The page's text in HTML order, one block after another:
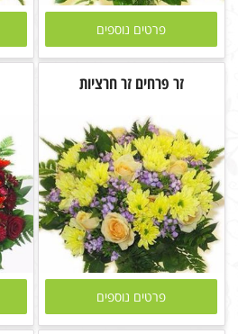
פרטים נוספים
זר פרחים זר חרציות
פרטים נוספים